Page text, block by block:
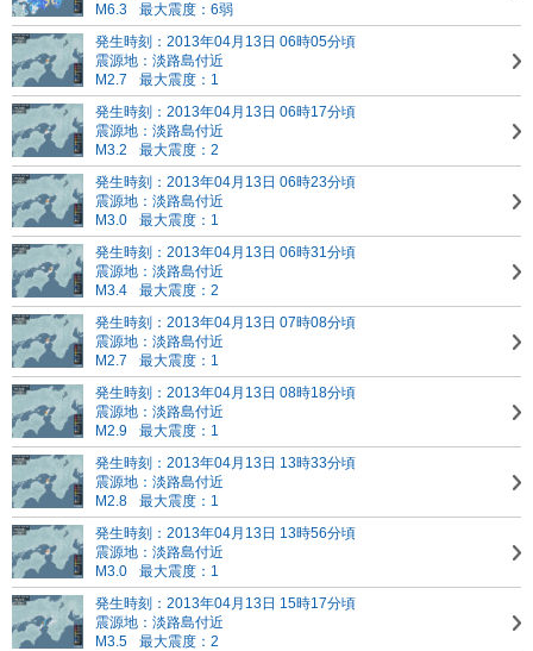
M6.3
最大震度：6弱
発生時刻：2013年04月13日 06時05分頃
震源地：淡路島付近
M2.7
最大震度：1
発生時刻：2013年04月13日 06時17分頃
震源地：淡路島付近
M3.2
最大震度：2
発生時刻：2013年04月13日 06時23分頃
震源地：淡路島付近
M3.0
最大震度：1
発生時刻：2013年04月13日 06時31分頃
震源地：淡路島付近
M3.4
最大震度：2
発生時刻：2013年04月13日 07時08分頃
震源地：淡路島付近
M2.7
最大震度：1
発生時刻：2013年04月13日 08時18分頃
震源地：淡路島付近
M2.9
最大震度：1
発生時刻：2013年04月13日 13時33分頃
震源地：淡路島付近
M2.8
最大震度：1
発生時刻：2013年04月13日 13時56分頃
震源地：淡路島付近
M3.0
最大震度：1
発生時刻：2013年04月13日 15時17分頃
震源地：淡路島付近
M3.5
最大震度：2